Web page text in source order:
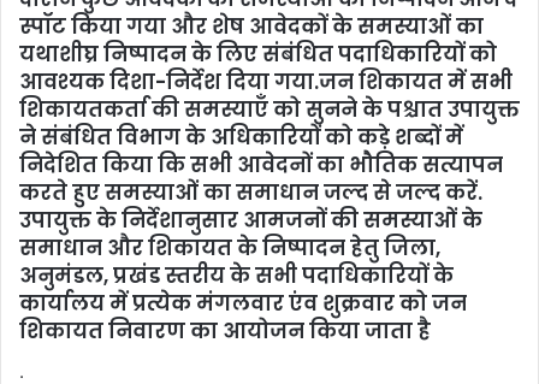
स्पॉट किया गया और शेष आवेदकों के समस्याओं का
यथाशीघ्र निष्पादन के लिए संबंधित पदाधिकारियों को
आवश्यक दिशा-निर्देश दिया गया.जन शिकायत में सभी
शिकायतकर्ता की समस्याएँ को सुनने के पश्चात उपायुक्त
ने संबंधित विभाग के अधिकारियों को कड़े शब्दों में
निदेशित किया कि सभी आवेदनों का भौतिक सत्यापन
करते हुए समस्याओं का समाधान जल्द से जल्द करें.
उपायुक्त के निर्देशानुसार आमजनों की समस्याओं के
समाधान और शिकायत के निष्पादन हेतु जिला,
अनुमंडल, प्रखंड स्तरीय के सभी पदाधिकारियों के
कार्यालय में प्रत्येक मंगलवार एंव शुक्रवार को जन
शिकायत निवारण का आयोजन किया जाता है
.